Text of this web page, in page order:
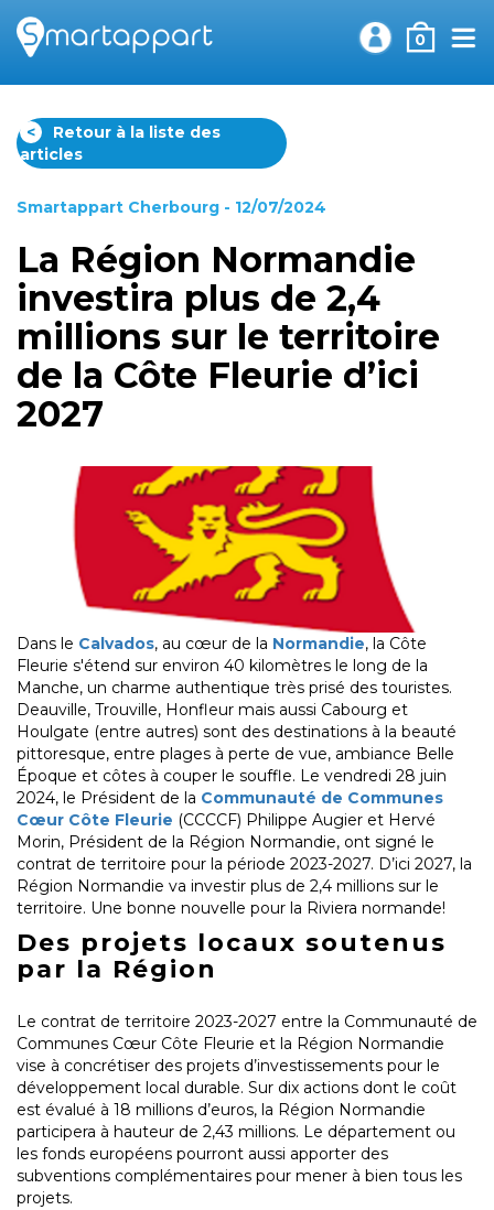
0
<
Retour à la liste des
articles
Smartappart Cherbourg - 12/07/2024
La Région Normandie
investira plus de 2,4
millions sur le territoire
de la Côte Fleurie d’ici
2027
Dans le Calvados, au cœur de la Normandie, la Côte
Fleurie s'étend sur environ 40 kilomètres le long de la
Manche, un charme authentique très prisé des touristes.
Deauville, Trouville, Honfleur mais aussi Cabourg et
Houlgate (entre autres) sont des destinations à la beauté
pittoresque, entre plages à perte de vue, ambiance Belle
Époque et côtes à couper le souffle. Le vendredi 28 juin
2024, le Président de la Communauté de Communes
Cœur Côte Fleurie (CCCCF) Philippe Augier et Hervé
Morin, Président de la Région Normandie, ont signé le
contrat de territoire pour la période 2023-2027. D’ici 2027, la
Région Normandie va investir plus de 2,4 millions sur le
territoire. Une bonne nouvelle pour la Riviera normande!
Des projets locaux soutenus
par la Région
Le contrat de territoire 2023-2027 entre la Communauté de
Communes Cœur Côte Fleurie et la Région Normandie
vise à concrétiser des projets d’investissements pour le
développement local durable. Sur dix actions dont le coût
est évalué à 18 millions d’euros, la Région Normandie
participera à hauteur de 2,43 millions. Le département ou
les fonds européens pourront aussi apporter des
subventions complémentaires pour mener à bien tous les
projets.